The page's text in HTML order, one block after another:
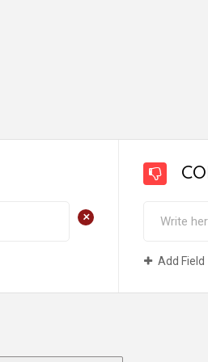
+
Add Field